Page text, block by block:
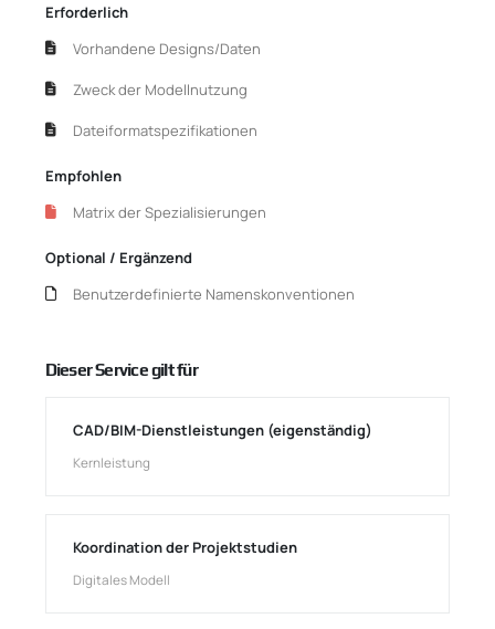
Erforderlich
Vorhandene Designs/Daten
Zweck der Modellnutzung
Dateiformatspezifikationen
Empfohlen
Matrix der Spezialisierungen
Optional / Ergänzend
Benutzerdefinierte Namenskonventionen
Dieser Service gilt für
CAD/BIM-Dienstleistungen (eigenständig)
Kernleistung
Koordination der Projektstudien
Digitales Modell